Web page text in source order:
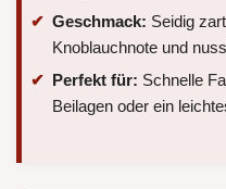
Geschmack: Seidig
Knoblauchnote und
Perfekt für: Schnelle
Beilagen oder ein